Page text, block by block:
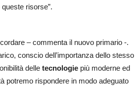
risorse”.
– commenta il nuovo primario -.
conscio dell’importanza dello stesso
delle tecnologie più moderne ed
potremo rispondere in modo adeguato